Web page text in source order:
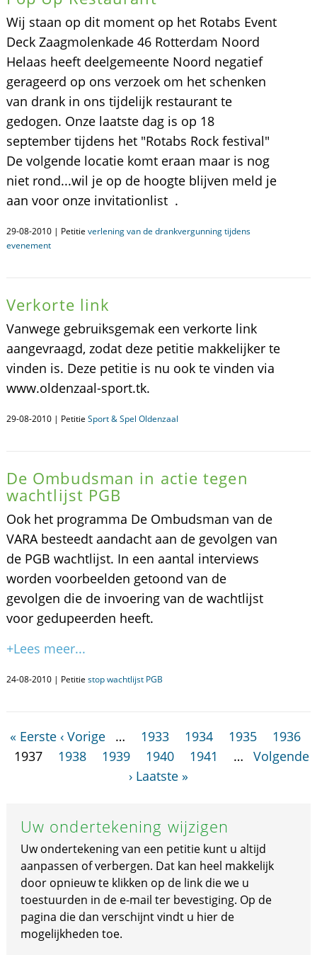
Wij staan op dit moment op het Rotabs Event
Deck Zaagmolenkade 46 Rotterdam Noord
Helaas heeft deelgemeente Noord negatief
gerageerd op ons verzoek om het schenken
van drank in ons tijdelijk restaurant te
gedogen. Onze laatste dag is op 18
september tijdens het "Rotabs Rock festival"
De volgende locatie komt eraan maar is nog
niet rond...wil je op de hoogte blijven meld je
aan voor onze invitationlist .
29-08-2010 | Petitie verlening van de drankvergunning tijdens
evenement
Verkorte link
Vanwege gebruiksgemak een verkorte link
aangevraagd, zodat deze petitie makkelijker te
vinden is. Deze petitie is nu ook te vinden via
www.oldenzaal-sport.tk.
29-08-2010 | Petitie Sport & Spel Oldenzaal
De Ombudsman in actie tegen
wachtlijst PGB
Ook het programma De Ombudsman van de
VARA besteedt aandacht aan de gevolgen van
de PGB wachtlijst. In een aantal interviews
worden voorbeelden getoond van de
gevolgen die de invoering van de wachtlijst
voor gedupeerden heeft.
+Lees meer...
24-08-2010 | Petitie stop wachtlijst PGB
« Eerste ‹ Vorige … 1933 1934 1935
1936
1937
1938 1939 1940 1941 …
Volgende
› Laatste »
Uw ondertekening wijzigen
Uw ondertekening van een petitie kunt u altijd
aanpassen of verbergen. Dat kan heel makkelijk
door opnieuw te klikken op de link die we u
toestuurden in de e-mail ter bevestiging. Op de
pagina die dan verschijnt vindt u hier de
mogelijkheden toe.